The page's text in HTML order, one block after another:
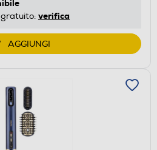
verifica
AGGIUNGI